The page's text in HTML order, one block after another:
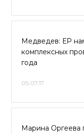
Медведев: ЕР
комплексных
года
05.07.17
Марина Оргеева